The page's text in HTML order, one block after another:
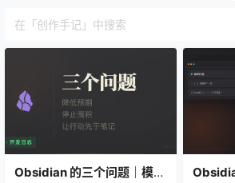
Obsidian 的三个问题｜模板